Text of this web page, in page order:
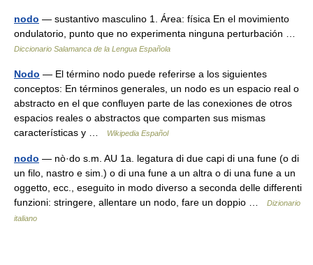
nodo — sustantivo masculino 1. Área: física En el movimiento
ondulatorio, punto que no experimenta ninguna perturbación …
Diccionario Salamanca de la Lengua Española
Nodo — El término nodo puede referirse a los siguientes
conceptos: En términos generales, un nodo es un espacio real o
abstracto en el que confluyen parte de las conexiones de otros
espacios reales o abstractos que comparten sus mismas
características y …
Wikipedia Español
nodo — nò·do s.m. AU 1a. legatura di due capi di una fune (o di
un filo, nastro e sim.) o di una fune a un altra o di una fune a un
oggetto, ecc., eseguito in modo diverso a seconda delle differenti
funzioni: stringere, allentare un nodo, fare un doppio …
Dizionario
italiano